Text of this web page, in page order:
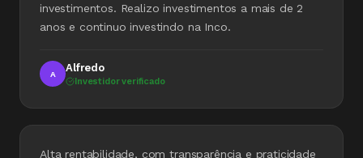
investimentos. Realizo investimentos a mais de 2
anos e continuo investindo na Inco.
A
Alfredo
Investidor verificado
Alta rentabilidade, com transparência e praticidade